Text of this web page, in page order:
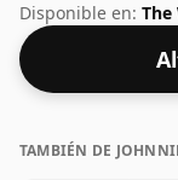
Disponible en: The
TAMBIÉN DE